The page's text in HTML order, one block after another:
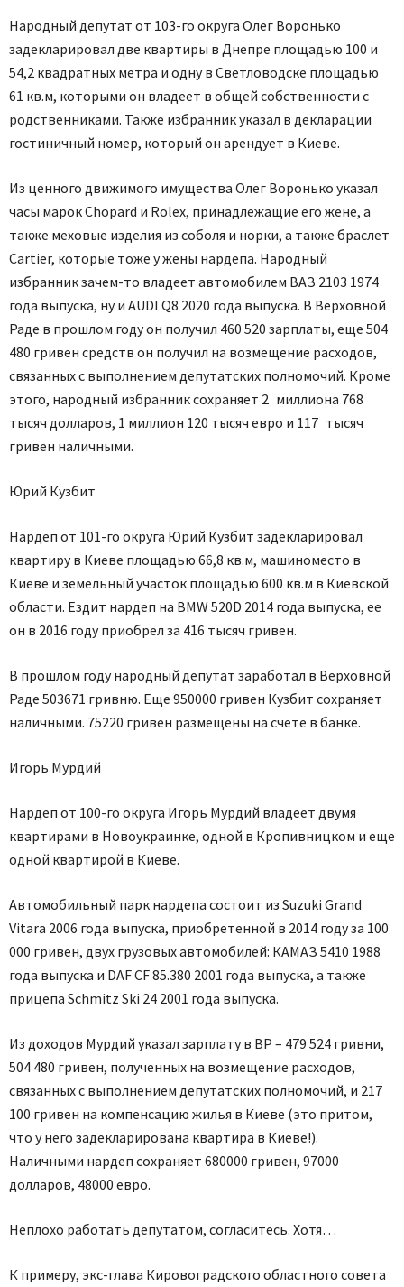
Народный депутат от 103-го округа Олег Воронько
задекларировал две квартиры в Днепре площадью 100 и
54,2 квадратных метра и одну в Светловодске площадью
61 кв.м, которыми он владеет в общей собственности с
родственниками. Также избранник указал в декларации
гостиничный номер, который он арендует в Киеве.
Из ценного движимого имущества Олег Воронько указал
часы марок Chopard и Rolex, принадлежащие его жене, а
также меховые изделия из соболя и норки, а также браслет
Cartier, которые тоже у жены нардепа. Народный
избранник зачем-то владеет автомобилем ВАЗ 2103 1974
года выпуска, ну и AUDI Q8 2020 года выпуска. В Верховной
Раде в прошлом году он получил 460 520 зарплаты, еще 504
480 гривен средств он получил на возмещение расходов,
связанных с выполнением депутатских полномочий. Кроме
этого, народный избранник сохраняет 2 миллиона 768
тысяч долларов, 1 миллион 120 тысяч евро и 117 тысяч
гривен наличными.
Юрий Кузбит
Нардеп от 101-го округа Юрий Кузбит задекларировал
квартиру в Киеве площадью 66,8 кв.м, машиноместо в
Киеве и земельный участок площадью 600 кв.м в Киевской
области. Ездит нардеп на BMW 520D 2014 года выпуска, ее
он в 2016 году приобрел за 416 тысяч гривен.
В прошлом году народный депутат заработал в Верховной
Раде 503671 гривню. Еще 950000 гривен Кузбит сохраняет
наличными. 75220 гривен размещены на счете в банке.
Игорь Мурдий
Нардеп от 100-го округа Игорь Мурдий владеет двумя
квартирами в Новоукраинке, одной в Кропивницком и еще
одной квартирой в Киеве.
Автомобильный парк нардепа состоит из Suzuki Grand
Vitara 2006 года выпуска, приобретенной в 2014 году за 100
000 гривен, двух грузовых автомобилей: КАМАЗ 5410 1988
года выпуска и DAF CF 85.380 2001 года выпуска, а также
прицепа Schmitz Ski 24 2001 года выпуска.
Из доходов Мурдий указал зарплату в ВР – 479 524 гривни,
504 480 гривен, полученных на возмещение расходов,
связанных с выполнением депутатских полномочий, и 217
100 гривен на компенсацию жилья в Киеве (это притом,
что у него задекларирована квартира в Киеве!).
Наличными нардеп сохраняет 680000 гривен, 97000
долларов, 48000 евро.
Неплохо работать депутатом, согласитесь. Хотя…
К примеру, экс-глава Кировоградского областного совета